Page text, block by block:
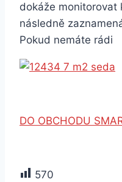
dokáže monitorovat
následně
Pokud nemáte rádi
DO OBCHODU
570